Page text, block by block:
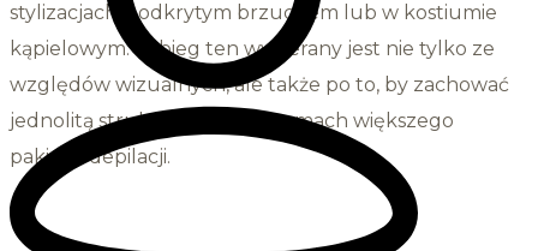
stylizacjach z odkrytym brzuchem lub w kostiumie
kąpielowym. Zabieg ten wybierany jest nie tylko ze
względów wizualnych, ale także po to, by zachować
jednolitą strukturę skóry w ramach większego
pakietu depilacji.